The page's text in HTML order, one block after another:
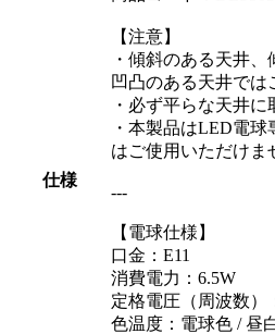
仕様
【注意】
・傾斜のある天井、
凹凸のある天井では
・必ず平らな天井
・本製品はLED電
はご使用いただけま
---
【電球仕様】
口金：E11
消費電力：6.5W
定格電圧（周波数）
色温度：電球色 / 昼